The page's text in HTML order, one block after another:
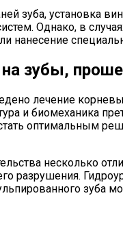
зуба, установка
Однако, в
нанесение
зубы,
лечение
и биомеханика
оптимальным
несколько
разрушения.
зуба